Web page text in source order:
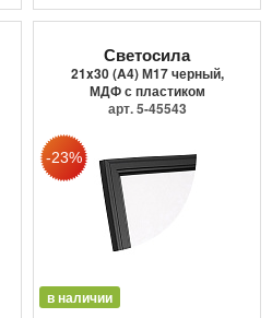
Светосила
21x30 (A4) М17 черный,
МДФ с пластиком
арт. 5-45543
в наличии